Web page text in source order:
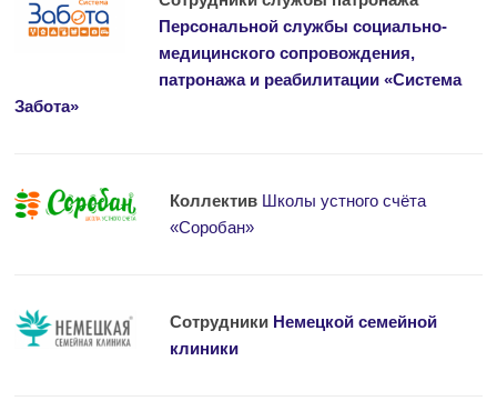
Персональной службы социально-
медицинского сопровождения,
патронажа и реабилитации «Система
Забота»
Коллектив Школы устного счёта
«Соробан»
Сотрудники Немецкой семейной
клиники